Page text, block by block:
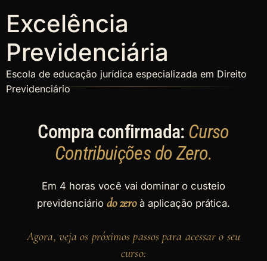
Excelência
Previdenciária
Escola de educação jurídica especializada em Direito
Previdenciário
Compra confirmada: Curso
Contribuições do Zero.
Em 4 horas você vai dominar o custeio
previdenciáriodo zeroà aplicação prática.
Agora, veja os próximos passos para acessar o seu
curso: